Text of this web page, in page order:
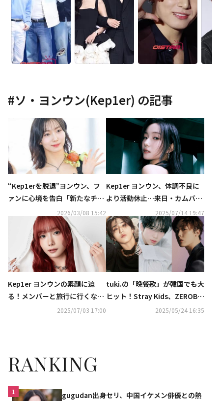
#ソ・ヨンウン(Kep1er) の記事
“Kep1erを脱退”ヨンウン、フ
ァンに心境を告白「新たなチャ
プターへ…また会う日まで元気
でいてほしい」
2026/03/08 15:42
Kep1er ヨンウン、体調不良に
より活動休止…来日・カムバッ
2025/07/14 19:47
Kep1er ヨンウンの素顔に迫
る！メンバーと旅行に行くな
ら、どこに行きたい？2025/07/03 17:00
tuki.の「晩餐歌」が韓国でも大
ヒット！Stray Kids、ZEROBA
SEONE、Kep1erも…人気アー
2025/05/24 16:35
RANKING
1 gugudan出身セリ、中国イケメン俳優との熱